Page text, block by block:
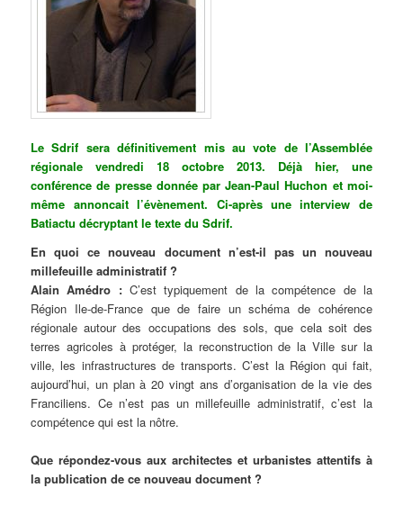
Le Sdrif sera définitivement mis au vote de l’Assemblée
régionale vendredi 18 octobre 2013. Déjà hier, une
conférence de presse donnée par Jean-Paul Huchon et moi-
même annoncait l’évènement. Ci-après une interview de
Batiactu décryptant le texte du Sdrif.
En quoi ce nouveau document n’est-il pas un nouveau
millefeuille administratif ?
Alain Amédro :C’est typiquement de la compétence de la
Région Ile-de-France que de faire un schéma de cohérence
régionale autour des occupations des sols, que cela soit des
terres agricoles à protéger, la reconstruction de la Ville sur la
ville, les infrastructures de transports. C’est la Région qui fait,
aujourd’hui, un plan à 20 vingt ans d’organisation de la vie des
Franciliens. Ce n’est pas un millefeuille administratif, c’est la
compétence qui est la nôtre.
Que répondez-vous aux architectes et urbanistes attentifs à
la publication de ce nouveau document ?